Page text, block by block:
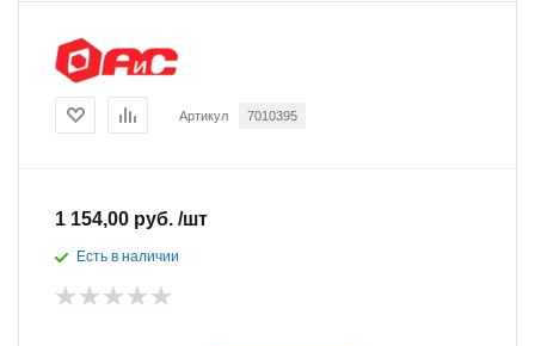
Артикул 7010395
1 154,00 руб. /шт
Есть в наличии